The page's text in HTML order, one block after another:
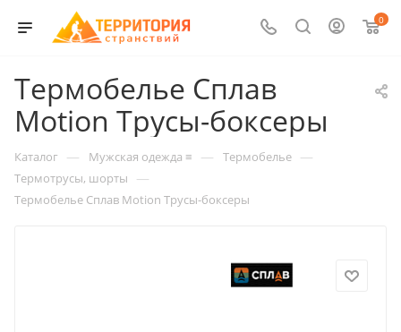
0
Термобелье Сплав
Motion Трусы-боксеры
Каталог — Мужская одежда ≡ — Термобелье —
Термотрусы, шорты —
Термобелье Сплав Motion Трусы-боксеры